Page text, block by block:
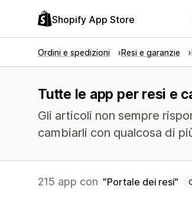
Shopify App Store
Ordini e spedizioni Resi e garanzie
Tutte le app per resi e
Gli articoli non sempre
cambiarli con qualcosa di
215 app con Portale dei resi